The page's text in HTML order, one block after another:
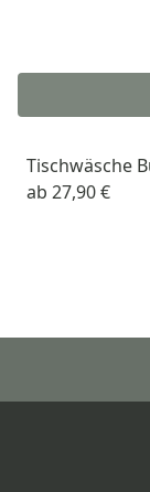
Tischwäsche
ab 27,90 €